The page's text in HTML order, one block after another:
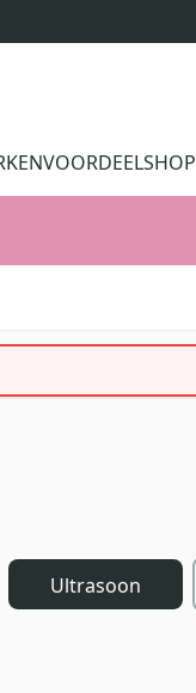
VOORDEELSHOP
Ultrasoon